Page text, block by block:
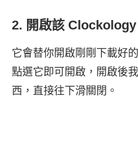
2. 開啟該
它會替你開啟剛剛下載好
點選它即可開啟，開啟後
西，直接往下滑關閉。